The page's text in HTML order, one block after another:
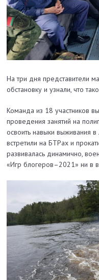
На три дня представители
обстановку и узнали, что
Команда из 18 участников
проведения занятий на
освоить навыки выживания
встретили на БТРах и
развивалась динамично,
«Игр блогеров–2021» ни в